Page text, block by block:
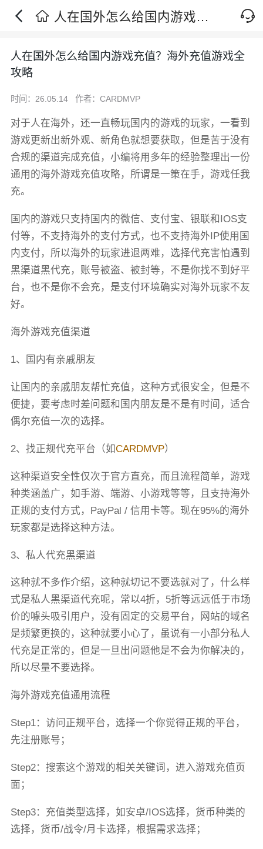
人在国外怎么给国内游戏充值？海外充值游戏全攻略
人在国外怎么给国内游戏充值？海外充值游戏全
攻略
时间：26.05.14 作者：CARDMVP
对于人在海外，还一直畅玩国内的游戏的玩家，一看到
游戏更新出新外观、新角色就想要获取，但是苦于没有
合规的渠道完成充值，小编将用多年的经验整理出一份
通用的海外游戏充值攻略，所谓是一策在手，游戏任我
充。
国内的游戏只支持国内的微信、支付宝、银联和IOS支
付等，不支持海外的支付方式，也不支持海外IP使用国
内支付，所以海外的玩家进退两难，选择代充害怕遇到
黑渠道黑代充，账号被盗、被封等，不是你找不到好平
台，也不是你不会充，是支付环境确实对海外玩家不友
好。
海外游戏充值渠道
1、国内有亲戚朋友
让国内的亲戚朋友帮忙充值，这种方式很安全，但是不
便捷，要考虑时差问题和国内朋友是不是有时间，适合
偶尔充值一次的选择。
2、找正规代充平台（如CARDMVP）
这种渠道安全性仅次于官方直充，而且流程简单，游戏
种类涵盖广，如手游、端游、小游戏等等，且支持海外
正规的支付方式，PayPal / 信用卡等。现在95%的海外
玩家都是选择这种方法。
3、私人代充黑渠道
这种就不多作介绍，这种就切记不要选就对了，什么样
式是私人黑渠道代充呢，常以4折，5折等远远低于市场
价的噱头吸引用户，没有固定的交易平台，网站的域名
是频繁更换的，这种就要小心了，虽说有一小部分私人
代充是正常的，但是一旦出问题他是不会为你解决的，
所以尽量不要选择。
海外游戏充值通用流程
Step1：访问正规平台，选择一个你觉得正规的平台，
先注册账号；
Step2：搜索这个游戏的相关关键词，进入游戏充值页
面；
Step3：充值类型选择，如安卓/IOS选择，货币种类的
选择，货币/战令/月卡选择，根据需求选择；